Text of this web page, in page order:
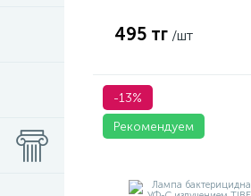
495 тг /шт
-13%
Рекомендуем